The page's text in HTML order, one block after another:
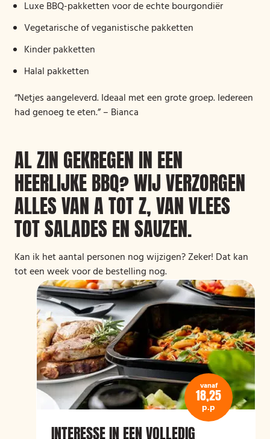
Luxe BBQ-pakketten voor de echte bourgondiër
Vegetarische of veganistische pakketten
Kinder pakketten
Halal pakketten
“Netjes aangeleverd. Ideaal met een grote groep. Iedereen
had genoeg te eten.” – Bianca
AL ZIN GEKREGEN IN EEN
HEERLIJKE BBQ? WIJ VERZORGEN
ALLES VAN A TOT Z, VAN VLEES
TOT SALADES EN SAUZEN.
Kan ik het aantal personen nog wijzigen? Zeker! Dat kan
tot een week voor de bestelling nog.
vanaf
18,25
p.p
INTERESSE IN EEN VOLLEDIG